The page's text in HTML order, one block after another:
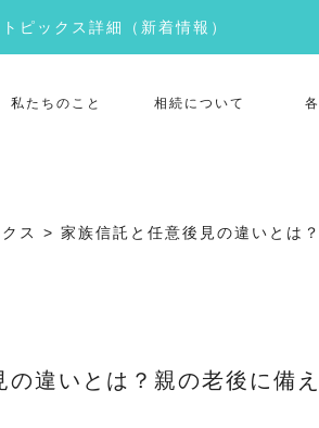
トピックス詳細 （新着情報）
私たちのこと 相続について
ス > 家族信託と任意後見の違いとは
の違いとは？親の老後に備